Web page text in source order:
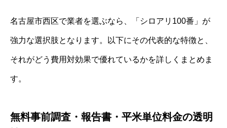
名古屋市西区で業者を選ぶなら、「シロアリ100番」が
強力な選択肢となります。以下にその代表的な特徴と、
それがどう費用対効果で優れているかを詳しくまとめま
す。
無料事前調査・報告書・平米単位料金の透明